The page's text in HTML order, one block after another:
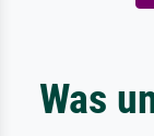
Was